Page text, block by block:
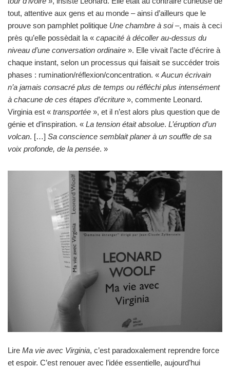
tout, attentive aux gens et au monde – ainsi d’ailleurs que le
prouve son pamphlet politique Une chambre à soi–, mais à ceci
près qu’elle possèdait la « capacité à décoller au-dessus du
niveau d’une conversation ordinaire ». Elle vivait l’acte d’écrire à
chaque instant, selon un processus qui faisait se succéder trois
phases : rumination/réflexion/concentration. « Aucun écrivain
n’a jamais consacré plus de temps ou réfléchi plus intensément
à chacune de ces étapes d’écriture », commente Leonard.
Virginia est « transportée », et il n’est alors plus question que de
génie et d’inspiration. « La tension était absolue. L’éruption d’un
volcan. […] Sa conscience semblait planer à un souffle de sa
voix profonde, de la pensée. »
Lire Ma vie avec Virginia, c’est paradoxalement reprendre force
et espoir. C’est renouer avec l’idée essentielle, aujourd’hui